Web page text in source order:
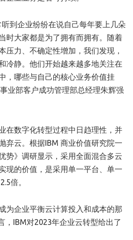
到企业纷纷在说自己每年要上几朵
时大家都是为了拥有而拥有。随着
压力、不确定性增加，我们发现，
冷静。他们开始越来越多地关注在
，哪些与自己的核心业务价值挂
业部客户成功管理部总经理朱辉强
在数字化转型过程中日趋理性，并
弃云。根据IBM 商业价值研究院一
势》调研显示，采用全面混合多云
现的价值，是采用单一平台、单一
倍。
为企业平衡云计算投入和成本的那
，IBM对2023年企业云转型给出了